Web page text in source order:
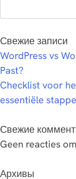
Свежие записи
WordPress vs
Past?
Checklist voor
essentiële
Свежие
Geen reacties
Архивы